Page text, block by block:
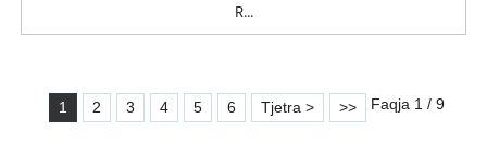
R...
1 2 3 4 5 6 Tjetra > >> Faqja 1 / 9